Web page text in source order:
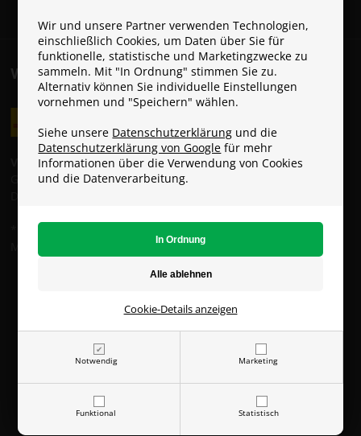
Wir und unsere Partner verwenden Technologien,
einschließlich Cookies, um Daten über Sie für
funktionelle, statistische und Marketingzwecke zu
sammeln. Mit "In Ordnung" stimmen Sie zu.
Alternativ können Sie individuelle Einstellungen
vornehmen und "Speichern" wählen.
Siehe unsere Datenschutzerklärung und die
Datenschutzerklärung von Google für mehr
Informationen über die Verwendung von Cookies
und die Datenverarbeitung.
Notwendig Marketing
Funktional Statistisch
Cookie-Details anzeigen
VERSANDKOSTEN
Versandkosten:
GLS: 6 € (Gratis ab 49 €)
* Die Standardlieferung ist KOSTENLOS, solange du den
Mindestbestellwert von 49 € erreichst.
Copyright © - Alle Rechte vorbehalten